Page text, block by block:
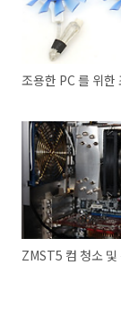
조용한 PC 를 위한
ZMST5 컴 청소 및